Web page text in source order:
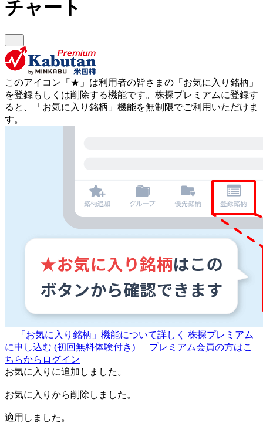
チャート
このアイコン 「★」 は利用者の皆さまの 「お気に入り銘柄」
を登録もしくは削除する機能です。 株探プレミアムに登録す
ると、「お気に入り銘柄」機能を無制限でご利用いただけま
す。
「お気に入り銘柄」機能について詳しく 株探プレミアム
に申し込む (初回無料体験付き)
プレミアム会員の方はこ
ちらからログイン
お気に入りに追加しました。
お気に入りから削除しました。
適用しました。